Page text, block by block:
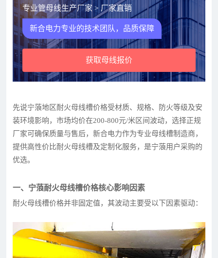
专业管母线生产厂家 > 厂家直销
新合电力专业的技术团队，品质保障
获取母线报价
先说宁蒗地区耐火母线槽价格受材质、规格、防火等级及安
装环境影响，市场均价在200-800元/米区间波动，选择正规
厂家可确保质量与售后，新合电力作为专业母线槽制造商，
提供高性价比耐火母线槽及定制化服务，是宁蒗用户采购的
优选。
一、宁蒗耐火母线槽价格核心影响因素
耐火母线槽价格并非固定值，其波动主要受以下因素驱动：